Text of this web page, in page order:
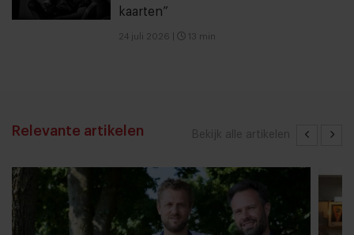
kaarten”
24 juli 2026 13 min
Bekijk alle artikelen
Relevante artikelen